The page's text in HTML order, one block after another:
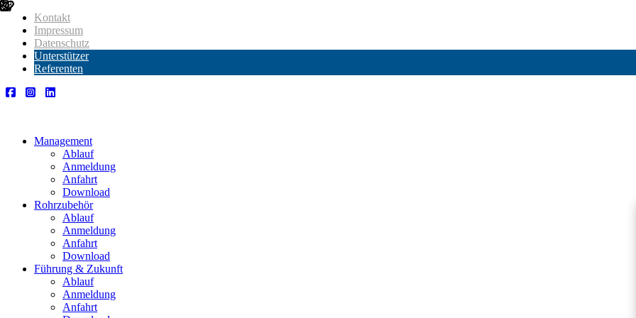
Kontakt
Impressum
Datenschutz
Unterstützer
Referenten
Management
Ablauf
Anmeldung
Anfahrt
Download
Rohrzubehör
Ablauf
Anmeldung
Anfahrt
Download
Führung & Zukunft
Ablauf
Anmeldung
Anfahrt